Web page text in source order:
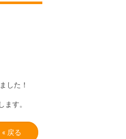
した！
ます。
« 戻る